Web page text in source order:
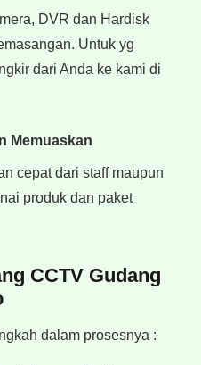
DVR dan Hardisk
Untuk yg
dari Anda ke kami di
Memuaskan
cepat dari staff maupun
produk dan paket
CCTV Gudang
dalam prosesnya :